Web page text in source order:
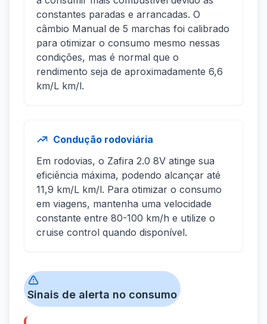
constantes paradas e arrancadas. O
câmbio Manual de 5 marchas foi calibrado
para otimizar o consumo mesmo nessas
condições, mas é normal que o
rendimento seja de aproximadamente 6,6
km/L km/l.
Condução rodoviária
Em rodovias, o Zafira 2.0 8V atinge sua
eficiência máxima, podendo alcançar até
11,9 km/L km/l. Para otimizar o consumo
em viagens, mantenha uma velocidade
constante entre 80-100 km/h e utilize o
cruise control quando disponível.
Sinais de alerta no consumo